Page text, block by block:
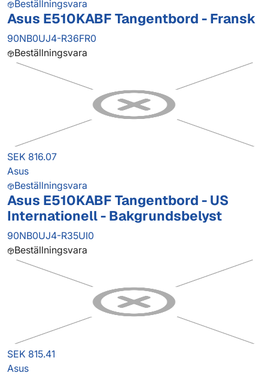
Beställningsvara
Asus E510KABF Tangentbord - Fransk
90NB0UJ4-R36FR0
Beställningsvara
SEK 816.07
Asus
Beställningsvara
Asus E510KABF Tangentbord - US
Internationell - Bakgrundsbelyst
90NB0UJ4-R35UI0
Beställningsvara
SEK 815.41
Asus